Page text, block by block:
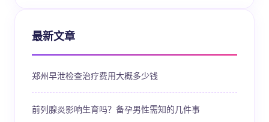
最新文章
郑州早泄检查治疗费用大概多少钱
前列腺炎影响生育吗？备孕男性需知的几件事